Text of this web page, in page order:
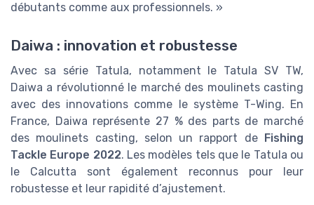
débutants comme aux professionnels. »
Daiwa : innovation et robustesse
Avec sa série Tatula, notamment le Tatula SV TW,
Daiwa a révolutionné le marché des moulinets casting
avec des innovations comme le système T-Wing. En
France, Daiwa représente 27 % des parts de marché
des moulinets casting, selon un rapport de Fishing
Tackle Europe 2022. Les modèles tels que le Tatula ou
le Calcutta sont également reconnus pour leur
robustesse et leur rapidité d’ajustement.